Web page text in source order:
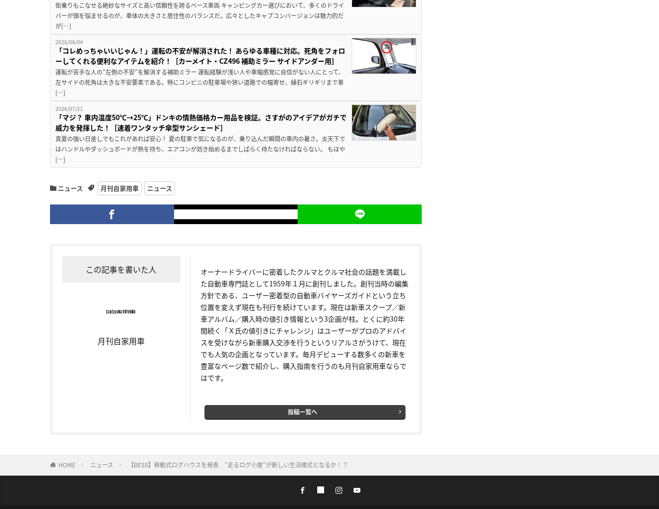
街乗りもこなせる絶妙なサイズと高い信頼性を誇るベース車両 キャンピングカー選びにおいて、多くのドライ
バーが頭を悩ませるのが、車体の大きさと居住性のバランスだ。広々としたキャブコンバージョンは魅力的だ
が[…]
2026/08/04
「コレめっちゃいいじゃん！」運転の不安が解消された！ あらゆる車種に対応。死角をフォロ
ーしてくれる便利なアイテムを紹介！［カーメイト・CZ496 補助ミラー サイドアンダー用］
運転が苦手な人の”左側の不安”を解消する補助ミラー 運転経験が浅い人や車幅感覚に自信がない人にとって、
左サイドの死角は大きな不安要素である。特にコンビニの駐車場や狭い道路での幅寄せ、縁石ギリギリまで車
[…]
2026/07/21
「マジ？ 車内温度50℃→25℃」ドンキの情熱価格カー用品を検証。さすがのアイデアがガチで
威力を発揮した！［速着ワンタッチ傘型サンシェード］
真夏の強い日差しでもこれがあれば安心！ 夏の駐車で気になるのが、乗り込んだ瞬間の車内の暑さ。炎天下で
はハンドルやダッシュボードが熱を持ち、エアコンが効き始めるまでしばらく待たなければならない。 もはや
[…]
ニュース 月刊自家用車 ニュース
この記事を書いた人
月刊自家用車
オーナードライバーに密着したクルマとクルマ社会の話題を満載し
た自動車専門誌として1959年１月に創刊しました。創刊当時の編集
方針である、ユーザー密着型の自動車バイヤーズガイドという立ち
位置を変えず現在も刊行を続けています。現在は新車スクープ／新
車アルバム／購入時の値引き情報という3企画が柱。とくに約30年
間続く「Ｘ氏の値引きにチャレンジ」はユーザーがプロのアドバイ
スを受けながら新車購入交渉を行うというリアルさがうけて、現在
でも人気の企画となっています。毎月デビューする数多くの新車を
豊富なページ数で紹介し、購入指南を行うのも月刊自家用車ならで
はです。
投稿一覧へ
HOME ニュース 【BESS】移動式ログハウスを発表 ”走るログ小屋”が新しい生活様式となるか！？